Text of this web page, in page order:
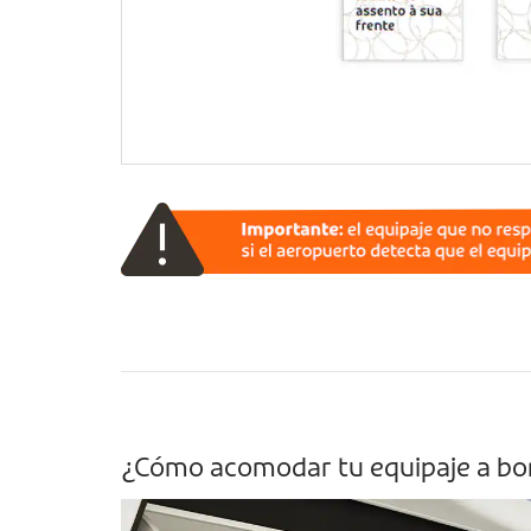
¿Cómo acomodar tu equipaje a